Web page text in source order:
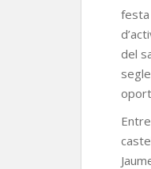
festa
del